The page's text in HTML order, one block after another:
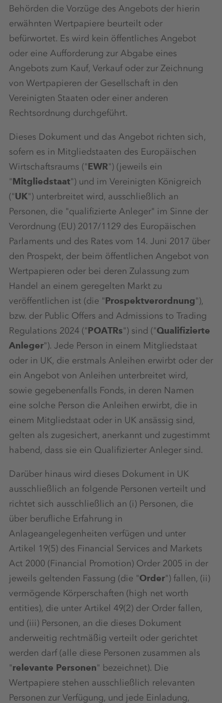
Behörden die Vorzüge des Angebots der hierin
erwähnten Wertpapiere beurteilt oder
befürwortet. Es wird kein öffentliches Angebot
oder eine Aufforderung zur Abgabe eines
Angebots zum Kauf, Verkauf oder zur Zeichnung
von Wertpapieren der Gesellschaft in den
Vereinigten Staaten oder einer anderen
Rechtsordnung durchgeführt.
Dieses Dokument und das Angebot richten sich,
sofern es in Mitgliedstaaten des Europäischen
Wirtschaftsraums ("EWR") (jeweils ein
"Mitgliedstaat") und im Vereinigten Königreich
("UK") unterbreitet wird, ausschließlich an
Personen, die "qualifizierte Anleger" im Sinne der
Verordnung (EU) 2017/1129 des Europäischen
Parlaments und des Rates vom 14. Juni 2017 über
den Prospekt, der beim öffentlichen Angebot von
Wertpapieren oder bei deren Zulassung zum
Handel an einem geregelten Markt zu
veröffentlichen ist (die "Prospektverordnung"),
bzw. der Public Offers and Admissions to Trading
Regulations 2024 ("POATRs") sind ("Qualifizierte
Anleger"). Jede Person in einem Mitgliedstaat
oder in UK, die erstmals Anleihen erwirbt oder der
ein Angebot von Anleihen unterbreitet wird,
sowie gegebenenfalls Fonds, in deren Namen
eine solche Person die Anleihen erwirbt, die in
einem Mitgliedstaat oder in UK ansässig sind,
gelten als zugesichert, anerkannt und zugestimmt
habend, dass sie ein Qualifizierter Anleger sind.
Darüber hinaus wird dieses Dokument in UK
ausschließlich an folgende Personen verteilt und
richtet sich ausschließlich an (i) Personen, die
über berufliche Erfahrung in
Anlageangelegenheiten verfügen und unter
Artikel 19(5) des Financial Services and Markets
Act 2000 (Financial Promotion) Order 2005 in der
jeweils geltenden Fassung (die "Order") fallen, (ii)
vermögende Körperschaften (high net worth
entities), die unter Artikel 49(2) der Order fallen,
und (iii) Personen, an die dieses Dokument
anderweitig rechtmäßig verteilt oder gerichtet
werden darf (alle diese Personen zusammen als
"relevante Personen" bezeichnet). Die
Wertpapiere stehen ausschließlich relevanten
Personen zur Verfügung, und jede Einladung,